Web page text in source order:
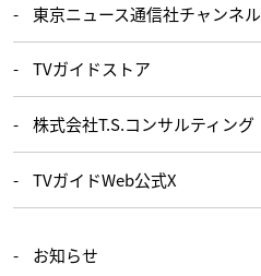
東京ニュース通信社チャンネル
TVガイドストア
株式会社T.S.コンサルティング
TVガイドWeb公式X
お知らせ